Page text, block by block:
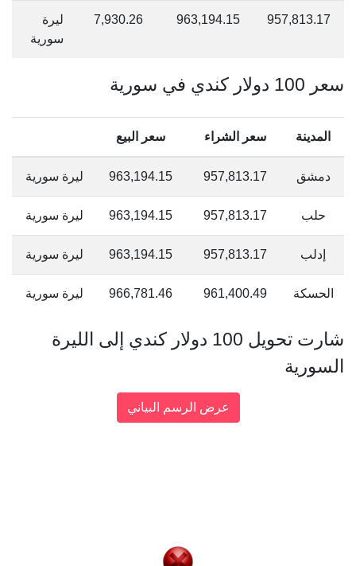
957,813.17
963,194.15
7,930.26
ليرة
سورية
سعر 100 دولار كندي في سورية
المدينة سعر الشراء سعر البيع
دمشق 957,813.17
963,194.15 ليرة سورية
حلب 957,813.17
963,194.15 ليرة سورية
إدلب 957,813.17
963,194.15 ليرة سورية
الحسكة 961,400.49
966,781.46 ليرة سورية
شارت تحويل 100 دولار كندي إلى الليرة
السورية